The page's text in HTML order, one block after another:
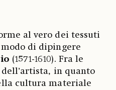
al vero dei tessuti
di dipingere
(1571-1610). Fra le
in quanto
cultura materiale